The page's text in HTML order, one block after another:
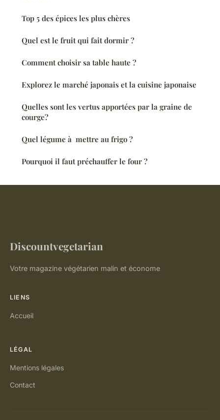
Top 5 des épices les plus chères
Quel est le fruit qui fait dormir ?
Comment choisir sa table haute ?
Explorez le marché japonais et la cuisine japonaise
Quelles sont les vertus apportées par la graine de
courge?
Quel légume à mettre au frigo ?
Pourquoi il faut préchauffer le four ?
Discountvegetarian
Votre magazine végétarien malin et économe
LIENS
Accueil
LÉGAL
Mentions légales
Contact